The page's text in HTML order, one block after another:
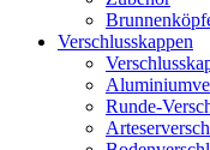
Verschlusskappen
Runde-